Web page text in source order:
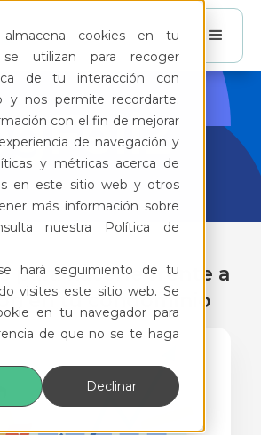
cookies en tu
utilizan para recoger
de tu interacción con
y nos permite recordarte.
con el fin de mejorar
de navegación y
y métricas acerca de
en este sitio web y otros
más información sobre
nuestra Política de
hará seguimiento de tu
visites este sitio web. Se
en tu navegador para
de que no se te haga
Declinar
para hacerle frente a
en tu condominio